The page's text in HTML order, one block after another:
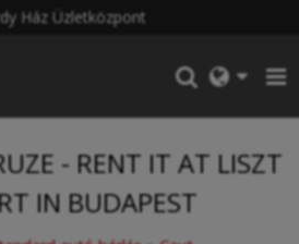
Ház Üzletközpont
- RENT IT AT LISZT
IN BUDAPEST